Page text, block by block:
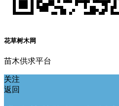
花草树木网
苗木供求平台
关注
返回